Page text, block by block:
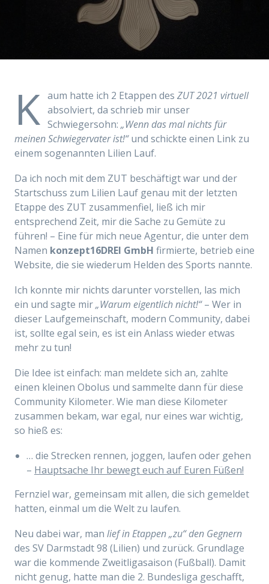
K aum hatte ich 2 Etappen des ZUT 2021 virtuell
absolviert, da schrieb mir unser
Schwiegersohn: „Wenn das mal nichts für
meinen Schwiegervater ist!“und schickte einen Link zu
einem sogenannten Lilien Lauf.
Da ich noch mit dem ZUT beschäftigt war und der
Startschuss zum Lilien Lauf genau mit der letzten
Etappe des ZUT zusammenfiel, ließ ich mir
entsprechend Zeit, mir die Sache zu Gemüte zu
führen! – Eine für mich neue Agentur, die unter dem
Namen konzept16DREI GmbH firmierte, betrieb eine
Website, die sie wiederum Helden des Sports nannte.
Ich konnte mir nichts darunter vorstellen, las mich
ein und sagte mir„Warum eigentlich nicht!“– Wer in
dieser Laufgemeinschaft, modern Community, dabei
ist, sollte egal sein, es ist ein Anlass wieder etwas
mehr zu tun!
Die Idee ist einfach: man meldete sich an, zahlte
einen kleinen Obolus und sammelte dann für diese
Community Kilometer. Wie man diese Kilometer
zusammen bekam, war egal, nur eines war wichtig,
so hieß es:
… die Strecken rennen, joggen, laufen oder gehen
– Hauptsache Ihr bewegt euch auf Euren Füßen!
Fernziel war, gemeinsam mit allen, die sich gemeldet
hatten, einmal um die Welt zu laufen.
Neu dabei war, man lief in Etappen „zu“ den Gegnern
des SV Darmstadt 98 (Lilien) und zurück. Grundlage
war die kommende Zweitligasaison (Fußball). Damit
nicht genug, hatte man die 2. Bundesliga geschafft,